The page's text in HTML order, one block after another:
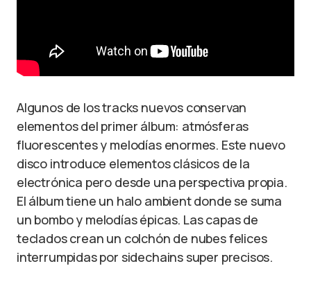
Algunos de los tracks nuevos conservan
elementos del primer álbum: atmósferas
fluorescentes y melodías enormes. Este nuevo
disco introduce elementos clásicos de la
electrónica pero desde una perspectiva propia.
El álbum tiene un halo ambient donde se suma
un bombo y melodías épicas. Las capas de
teclados crean un colchón de nubes felices
interrumpidas por sidechains super precisos.